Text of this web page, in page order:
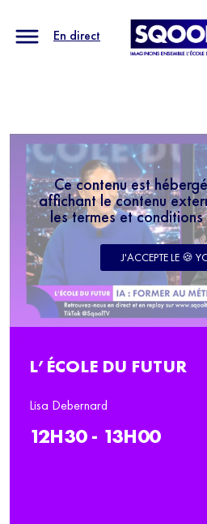
En direct
Ce contenu est
affichant le contenu
les termes et
J'ACCEPTE LE 🍪
L’ÉCOLE DU FUTUR
Lisa Debernard
12H30 - 13H00